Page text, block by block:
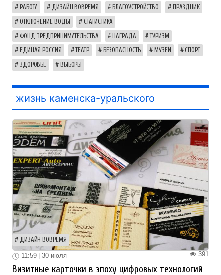
РАБОТА ДИЗАЙН ВОВРЕМЯ БЛАГОУСТРОЙСТВО ПРАЗДНИК
ОТКЛЮЧЕНИЕ ВОДЫ СТАТИСТИКА
ФОНД ПРЕДПРИНИМАТЕЛЬСТВА НАГРАДА ТУРИЗМ
ЕДИНАЯ РОССИЯ ТЕАТР БЕЗОПАСНОСТЬ МУЗЕЙ СПОРТ
ЗДОРОВЬЕ ВЫБОРЫ
жизнь каменска-уральского
ДИЗАЙН ВОВРЕМЯ
391
11:59 | 30 июля
Визитные карточки в эпоху цифровых технологий